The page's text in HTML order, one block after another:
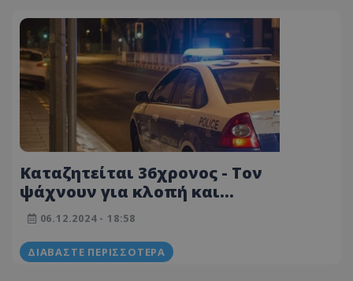
Καταζητείται 36χρονος - Τον
ψάχνουν για κλοπή και
πλαστογραφία - Δείτε φωτογραφία
06.12.2024 - 18:58
ΔΙΑΒΆΣΤΕ ΠΕΡΙΣΣΌΤΕΡΑ